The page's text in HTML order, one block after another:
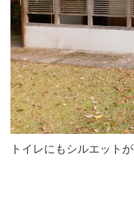
トイレにもシルエット